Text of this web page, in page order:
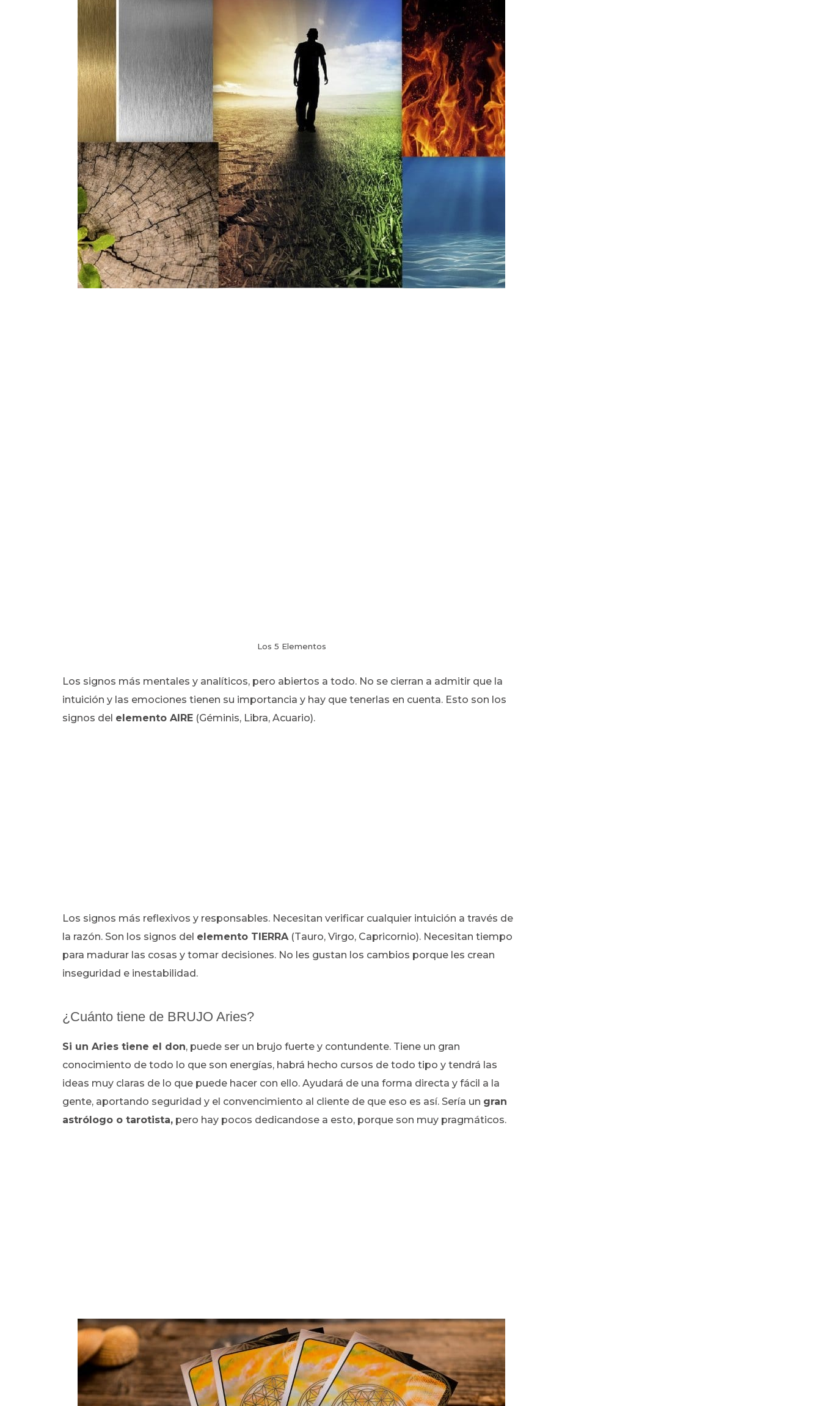
Los 5 Elementos
Los signos más mentales y analíticos, pero abiertos a todo. No se cierran a admitir que la
intuición y las emociones tienen su importancia y hay que tenerlas en cuenta. Esto son los
signos del elemento AIRE (Géminis, Libra, Acuario).
Los signos más reflexivos y responsables. Necesitan verificar cualquier intuición a través de
la razón. Son los signos del elemento TIERRA(Tauro, Virgo, Capricornio). Necesitan tiempo
para madurar las cosas y tomar decisiones. No les gustan los cambios porque les crean
inseguridad e inestabilidad.
¿Cuánto tiene de BRUJO Aries?
Si un Aries tiene el don, puede ser un brujo fuerte y contundente. Tiene un gran
conocimiento de todo lo que son energías, habrá hecho cursos de todo tipo y tendrá las
ideas muy claras de lo que puede hacer con ello. Ayudará de una forma directa y fácil a la
gente, aportando seguridad y el convencimiento al cliente de que eso es así. Sería un gran
astrólogo o tarotista, pero hay pocos dedicandose a esto, porque son muy pragmáticos.